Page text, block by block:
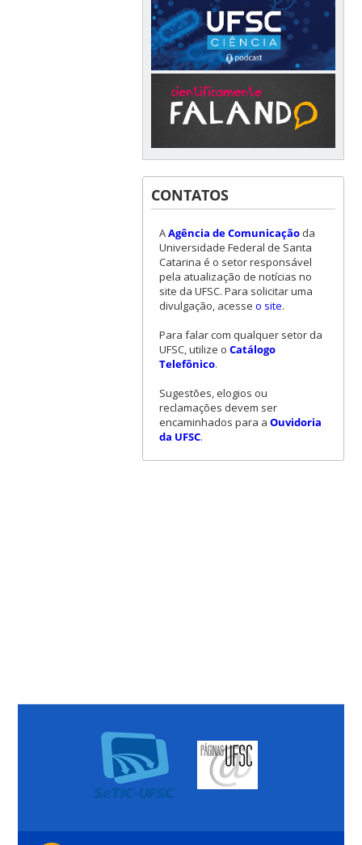
CONTATOS
AAgência de Comunicaçãoda
Universidade Federal de Santa
Catarina é o setor responsável
pela atualização de notícias no
site da UFSC. Para solicitar uma
divulgação, acesse o site.
Para falar com qualquer setor da
UFSC, utilize o Catálogo
Telefônico.
Sugestões, elogios ou
reclamações devem ser
encaminhados para a Ouvidoria
da UFSC.